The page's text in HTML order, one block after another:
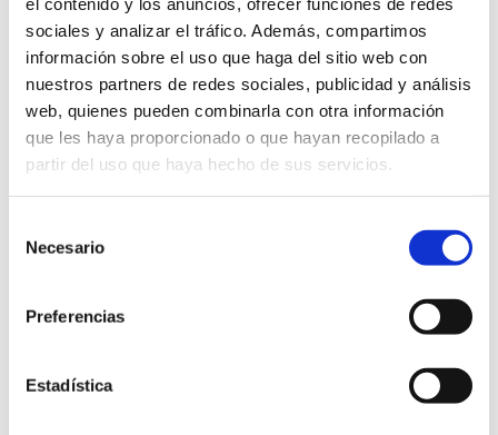
sociales y analizar el tráfico. Además, compartimos
información sobre el uso que haga del sitio web con
nuestros partners de redes sociales, publicidad y análisis
web, quienes pueden combinarla con otra información
que les haya proporcionado o que hayan recopilado a
partir del uso que haya hecho de sus servicios.
Necesario
Preferencias
Estadística
Lantegi Batuak lleva presente en Basauri
desde hace treinta años. En estas
décadas nuestra organización ha
evolucionado mucho, al igual que el
propio centro. En la actualidad, 123
personas dan servicio a empresas del
sector automoción